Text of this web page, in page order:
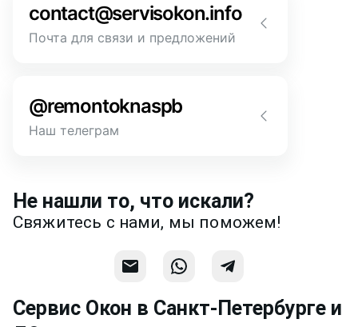
предметней если Вы пришлете
фотографии, размеры и пр.
contact@servisokon.info
Почта для связи и предложений
фотографии, размеры и пр.
@remontoknaspb
Наш телеграм
предметней если Вы пришлете
фотографии, размеры и пр.
Не нашли то, что искали?
Свяжитесь с нами, мы поможем!
Сервис Окон в Санкт-Петербурге и